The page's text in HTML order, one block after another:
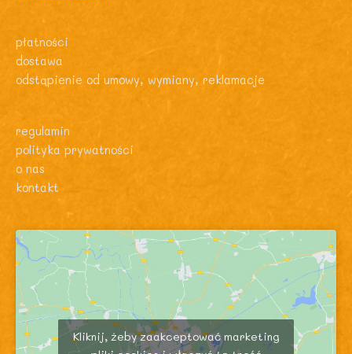
płatności
dostawa
odstąpienie od umowy, wymiany, reklamacje
regulamin
polityka prywatności
o nas
kontakt
Kliknij, żeby zaakceptować marketing